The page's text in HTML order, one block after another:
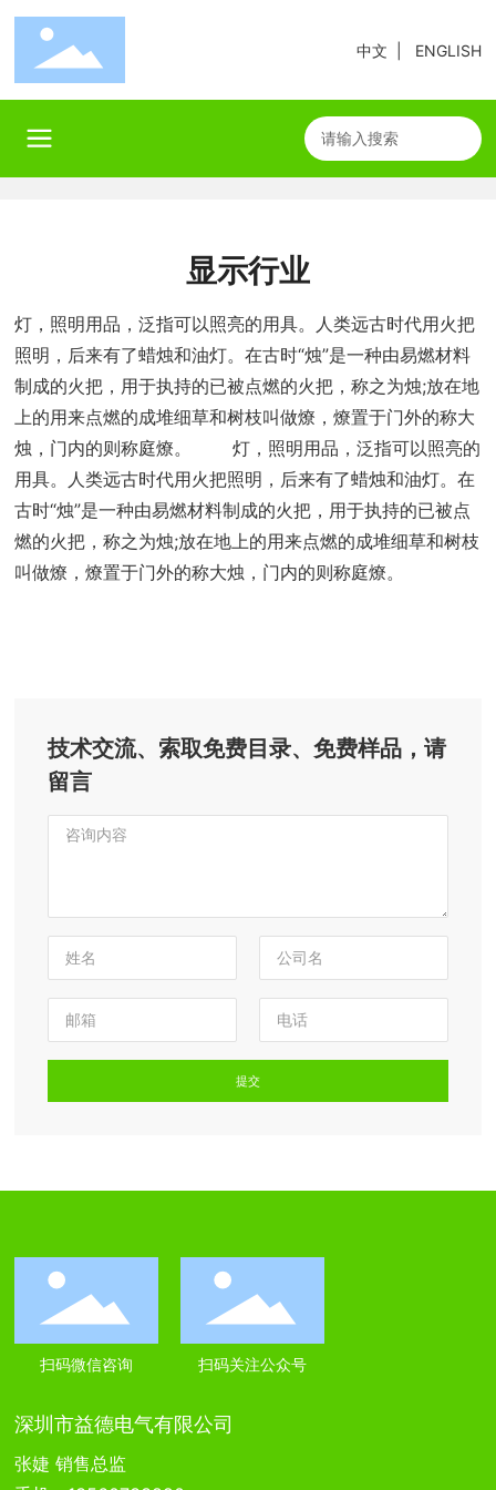
中文 ENGLISH
显示行业
灯，照明用品，泛指可以照亮的用具。人类远古时代用火把
照明，后来有了蜡烛和油灯。在古时“烛”是一种由易燃材料
制成的火把，用于执持的已被点燃的火把，称之为烛;放在地
上的用来点燃的成堆细草和树枝叫做燎，燎置于门外的称大
烛，门内的则称庭燎。 灯，照明用品，泛指可以照亮的
用具。人类远古时代用火把照明，后来有了蜡烛和油灯。在
古时“烛”是一种由易燃材料制成的火把，用于执持的已被点
燃的火把，称之为烛;放在地上的用来点燃的成堆细草和树枝
叫做燎，燎置于门外的称大烛，门内的则称庭燎。
技术交流、索取免费目录、免费样品，请
留言
扫码微信咨询 扫码关注公众号
深圳市益德电气有限公司
张婕 销售总监